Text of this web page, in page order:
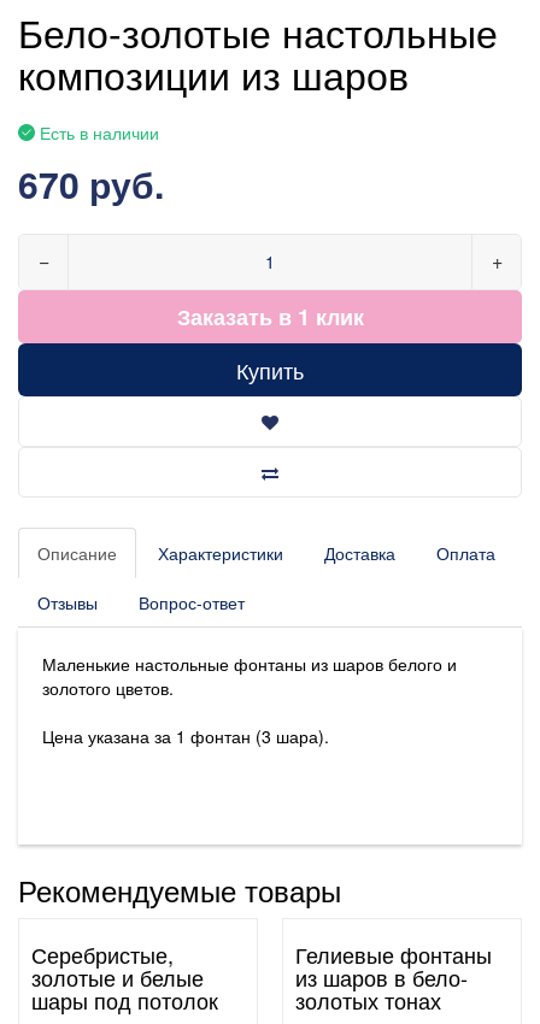
Бело-золотые настольные
композиции из шаров
Есть в наличии
670 руб.
− +
Заказать в 1 клик
Купить
Описание Характеристики Доставка Оплата
Отзывы Вопрос-ответ
Маленькие настольные фонтаны из шаров белого и
золотого цветов.
Цена указана за 1 фонтан (3 шара).
Рекомендуемые товары
Серебристые,
золотые и белые
шары под потолок
Гелиевые фонтаны
из шаров в бело-
золотых тонах